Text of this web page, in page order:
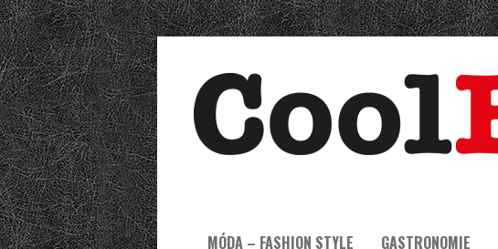
MÓDA – FASHION STYLE GASTRONOMIE